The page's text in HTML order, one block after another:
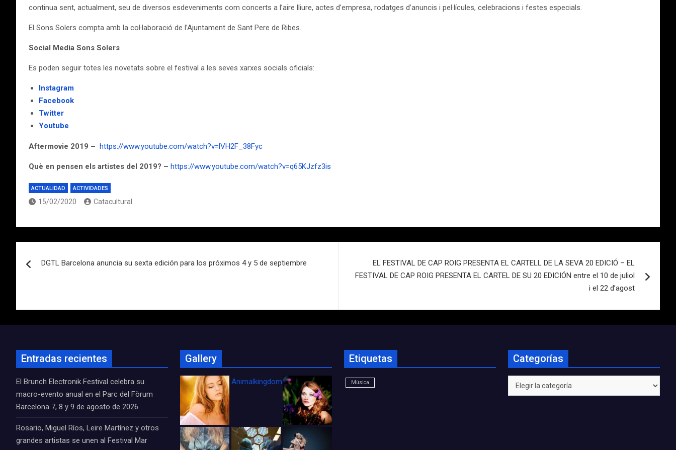
continua sent, actualment, seu de diversos esdeveniments com concerts a l’aire lliure, actes d’empresa, rodatges d’anuncis i pel·lícules, celebracions i festes especials.
El Sons Solers compta amb la col·laboració de l’Ajuntament de Sant Pere de Ribes.
Social Media Sons Solers
Es poden seguir totes les novetats sobre el festival a les seves xarxes socials oficials:
Instagram
Facebook
Twitter
Youtube
Aftermovie 2019 – https://www.youtube.com/watch?v=lVH2F_38Fyc
Què en pensen els artistes del 2019? – https://www.youtube.com/watch?v=q65KJzfz3is
ACTUALIDAD ACTIVIDADES
15/02/2020 Catacultural
de
DGTL Barcelona anuncia su sexta edición para los próximos 4 y 5 de septiembre
EL FESTIVAL DE CAP ROIG PRESENTA EL CARTELL DE LA SEVA 20 EDICIÓ – EL
FESTIVAL DE CAP ROIG PRESENTA EL CARTEL DE SU 20 EDICIÓN entre el 10 de juliol
i el 22 d’agost
Entradas recientes
El Brunch Electronik Festival celebra su
macro-evento anual en el Parc del Fòrum
Barcelona 7, 8 y 9 de agosto de 2026
Rosario, Miguel Ríos, Leire Martínez y otros
grandes artistas se unen al Festival Mar
Gallery
Animalkingdom_FichaCine
Etiquetas
Música
Categorías
Categorías